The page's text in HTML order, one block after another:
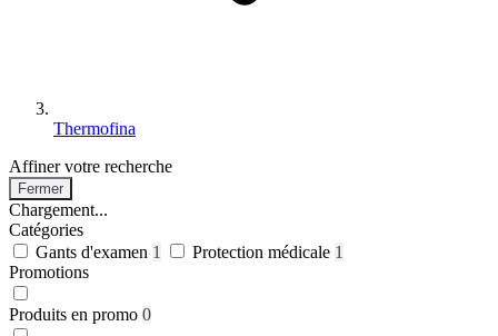
Thermofina
Affiner votre recherche
Fermer
Chargement...
Catégories
Gants d'examen 1 Protection médicale 1
Promotions
Produits en promo 0